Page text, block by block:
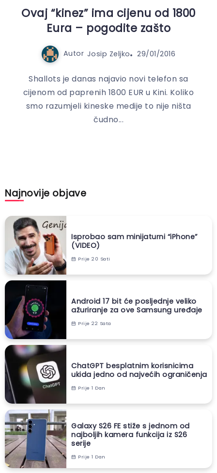
Ovaj “kinez” ima cijenu od 1800
Eura – pogodite zašto
Autor Josip Zeljko 29/01/2016
Shallots je danas najavio novi telefon sa
cijenom od paprenih 1800 EUR u Kini. Koliko
smo razumjeli kineske medije to nije ništa
čudno...
Najnovije objave
Isprobao sam minijaturni “iPhone”
(VIDEO)
Prije 20 Sati
Android 17 bit će posljednje veliko
ažuriranje za ove Samsung uređaje
Prije 22 Sata
ChatGPT besplatnim korisnicima
ukida jedno od najvećih ograničenja
Prije 1 Dan
Galaxy S26 FE stiže s jednom od
najboljih kamera funkcija iz S26
serije
Prije 1 Dan